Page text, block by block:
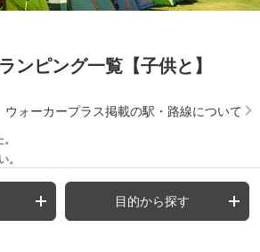
ンピング一覧【子供と】
ウォーカープラス掲載の駅・路線について
。
目的から探す